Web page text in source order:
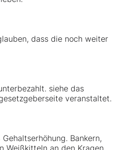
dass die noch weiter
siehe das
veranstaltet.
Bankern,